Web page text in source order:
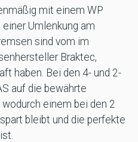
mit einem WP
Umlenkung am
sind vom im
Braktec,
haben. Bei den 4- und 2-
auf die bewährte
einem bei den 2
bleibt und die perfekte